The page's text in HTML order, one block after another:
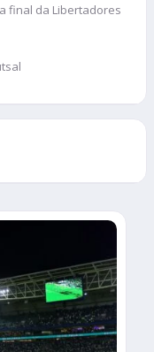
final da Libertadores